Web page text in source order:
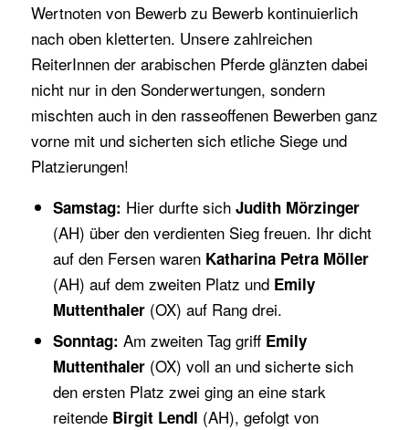
Wertnoten von Bewerb zu Bewerb kontinuierlich
nach oben kletterten. Unsere zahlreichen
ReiterInnen der arabischen Pferde glänzten dabei
nicht nur in den Sonderwertungen, sondern
mischten auch in den rasseoffenen Bewerben ganz
vorne mit und sicherten sich etliche Siege und
Platzierungen!
Samstag: Hier durfte sich Judith Mörzinger
(AH) über den verdienten Sieg freuen. Ihr dicht
auf den Fersen waren Katharina Petra Möller
(AH) auf dem zweiten Platz und Emily
Muttenthaler (OX) auf Rang drei.
Sonntag: Am zweiten Tag griff Emily
Muttenthaler (OX) voll an und sicherte sich
den ersten Platz zwei ging an eine stark
reitende Birgit Lendl (AH), gefolgt von